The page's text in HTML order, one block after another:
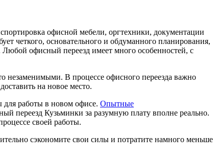
офисной мебели, оргтехники, документации
четкого, основательного и обдуманного планирования,
офисный переезд имеет много особенностей, с
незаменимыми. В процессе офисного переезда важно
на новое место.
работы в новом офисе. Опытные
переезд Кузьминки за разумную плату вполне реально.
своей работы.
сэкономите свои силы и потратите намного меньше